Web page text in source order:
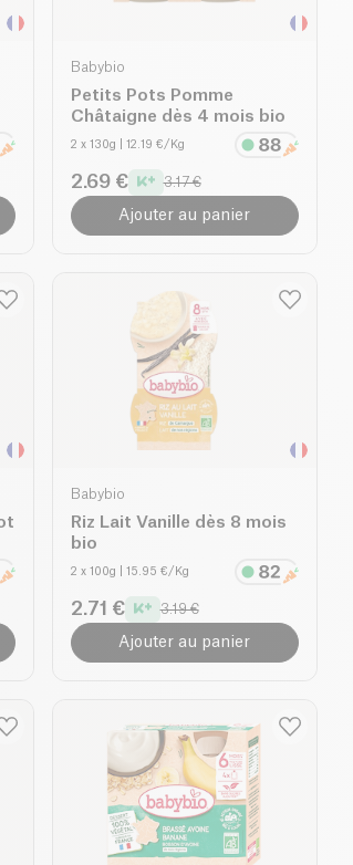
Babybio
Petits Pots Pomme
Châtaigne dès 4 mois bio
2 x 130g | 12.19 €/Kg
2.69 € 3.17 €
Ajouter au panier
Babybio
Riz Lait Vanille dès 8 mois
bio
2 x 100g | 15.95 €/Kg
2.71 € 3.19 €
Ajouter au panier
Your Options